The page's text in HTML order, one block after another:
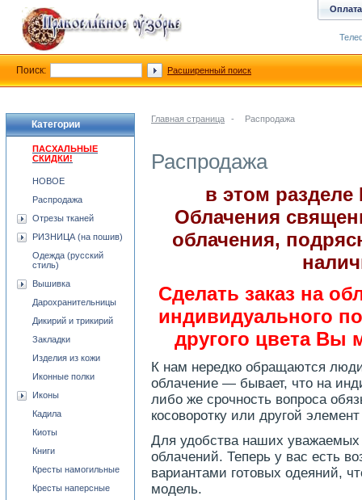
Главная страница - Распродажа
Распродажа
в этом
Облачения
облачения,
Сделать заказ на
индивидуального
другого цвета Вы
К нам нередко обращаются
облачение — бывает, что на
либо же срочность вопроса
косоворотку или другой
Для удобства наших уважаемых
облачений. Теперь у вас есть
вариантами готовых одеяний,
модель.
Категории
ПАСХАЛЬНЫЕ
СКИДКИ!
НОВОЕ
Распродажа
Отрезы тканей
РИЗНИЦА (на пошив)
Одежда (русский
стиль)
Вышивка
Дарохранительницы
Дикирий и трикирий
Закладки
Изделия из кожи
Иконные полки
Иконы
Кадила
Киоты
Книги
Кресты намогильные
Кресты наперсные
Оплата
Поиск: Расширенный поиск